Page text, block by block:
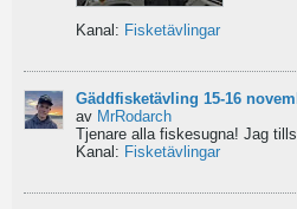
Kanal: Fisketävlingar
Gäddfisketävling 15-16
av MrRodarch
Tjenare alla fiskesugna! Jag
Kanal: Fisketävlingar